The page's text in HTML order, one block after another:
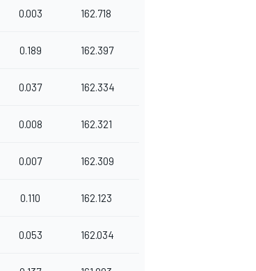
0.003 162.718
0.189 162.397
0.037 162.334
0.008 162.321
0.007 162.309
0.110 162.123
0.053 162.034